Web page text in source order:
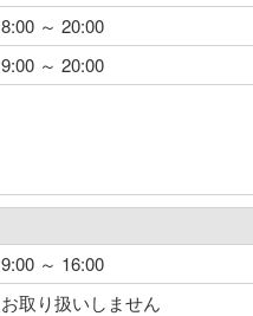
8:00 ～ 20:00
9:00 ～ 20:00
9:00 ～ 16:00
お取り扱いしません